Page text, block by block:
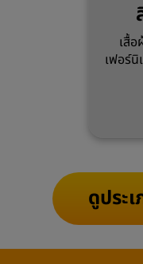
เสื้อ
เฟอร์นิ
ดูประ